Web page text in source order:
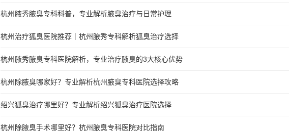
杭州腋秀腋臭专科科普，专业解析腋臭治疗与日常护理
杭州治疗狐臭医院推荐｜杭州腋秀专科解析狐臭治疗选择
杭州腋秀腋臭专科医院解析，专业治疗腋臭的3大核心优势
杭州除腋臭哪家好？专业解析杭州腋臭专科医院选择攻略
绍兴狐臭治疗哪里好？专业解析绍兴狐臭治疗医院选择
杭州除腋臭手术哪里好？杭州腋臭专科医院对比指南